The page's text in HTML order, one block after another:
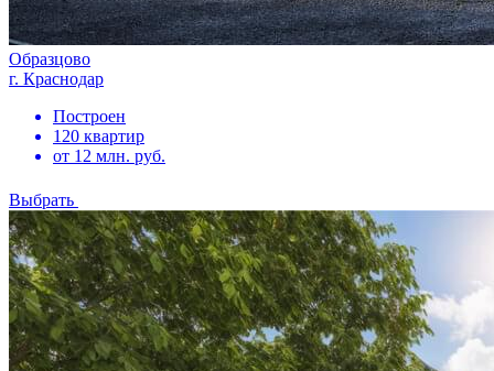
Образцово
г. Краснодар
Построен
120 квартир
от 12 млн. руб.
Выбрать